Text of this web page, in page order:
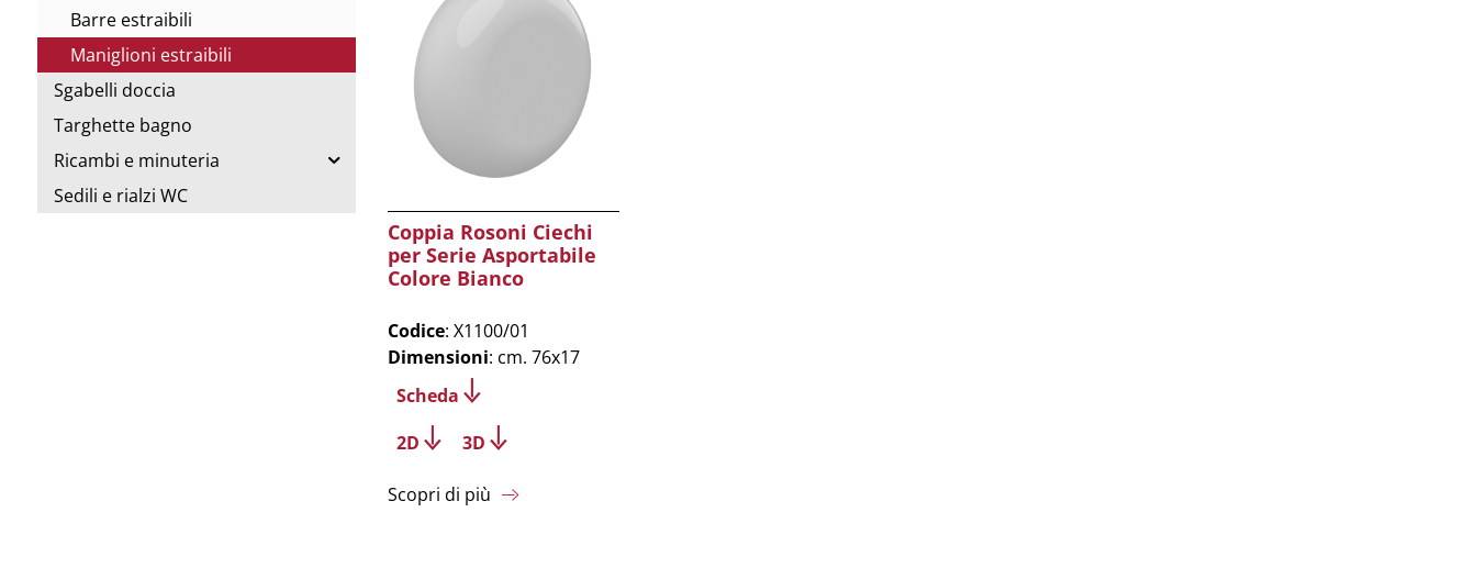
Barre estraibili
Maniglioni estraibili
Sgabelli doccia
Targhette bagno
Ricambi e minuteria
Sedili e rialzi WC
Coppia Rosoni Ciechi
per Serie Asportabile
Colore Bianco
Codice: X1100/01
Dimensioni: cm. 76x17
Scheda
2D
3D
Scopri di più